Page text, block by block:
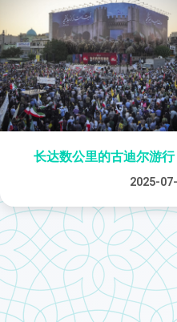
长达数公里的古迪尔游行
2025-